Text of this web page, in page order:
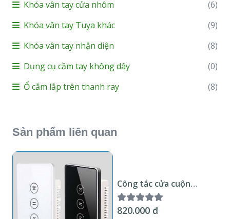
Khóa vân tay cửa nhôm
(6)
Khóa vân tay Tuya khác
(9)
Khóa vân tay nhận diện
(8)
Dụng cụ cầm tay không dây
(0)
Ổ cắm lắp trên thanh ray
(8)
Sản phẩm liên quan
Công tắc cửa cuộn
thông minh Wifi KNX
Smart Home Mặt kính
trắng hoặc đen viền kim
820.000 đ